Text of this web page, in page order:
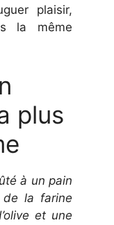
plaisir,
la même
plus
à un pain
la farine
et une